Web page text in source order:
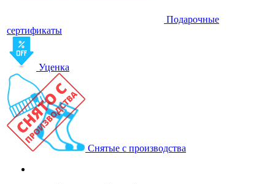
Подарочные
сертификаты
Уценка
Снятые с производства